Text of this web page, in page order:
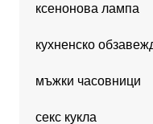
ксенонова лампа
кухненско
мъжки часовници
секс кукла